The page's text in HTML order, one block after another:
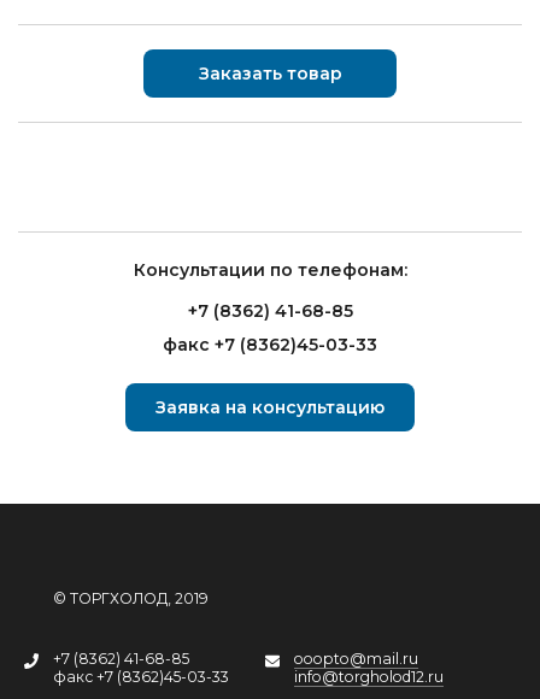
Заказать товар
Консультации по телефонам:
+7 (8362) 41-68-85
факс +7 (8362)45-03-33
Заявка на консультацию
© ТОРГХОЛОД, 2019
+7 (8362) 41-68-85
факс +7 (8362)45-03-33
ooopto@mail.ru
info@torgholod12.ru